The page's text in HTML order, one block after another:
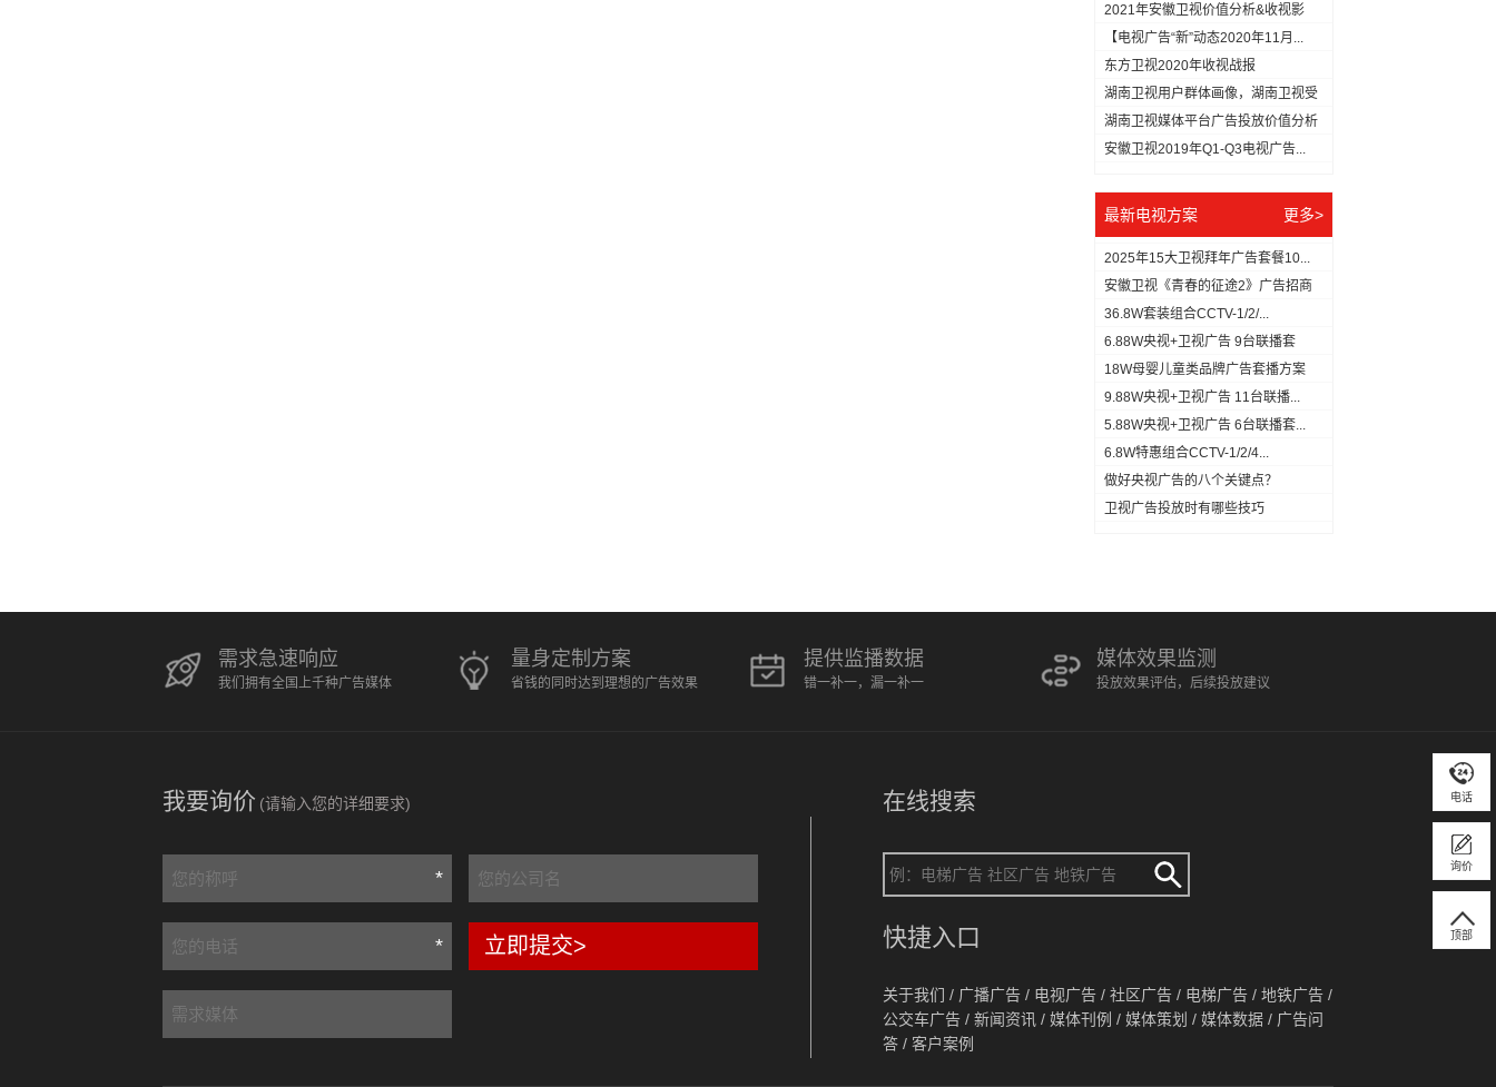
分...
2021年安徽卫视价值分析&收视影
响...
【电视广告“新”动态2020年11月...
东方卫视2020年收视战报
湖南卫视用户群体画像，湖南卫视受
众分...
湖南卫视媒体平台广告投放价值分析
（数...
安徽卫视2019年Q1-Q3电视广告...
最新电视方案 更多>
2025年15大卫视拜年广告套餐10...
安徽卫视《青春的征途2》广告招商
方案
36.8W套装组合CCTV-1/2/...
6.88W央视+卫视广告 9台联播套
18W母婴儿童类品牌广告套播方案
9.88W央视+卫视广告 11台联播...
5.88W央视+卫视广告 6台联播套...
6.8W特惠组合CCTV-1/2/4...
做好央视广告的八个关键点？
​卫视广告投放时有哪些技巧
需求急速响应
我们拥有全国上千种广告媒体
量身定制方案
省钱的同时达到理想的广告效果
提供监播数据
错一补一，漏一补一
媒体效果监测
投放效果评估，后续投放建议
我要询价 (请输入您的详细要求)
*
* 立即提交>
在线搜索
快捷入口
关于我们 / 广播广告 / 电视广告 / 社区广告 / 电梯广告 / 地铁广告 /
公交车广告 / 新闻资讯 / 媒体刊例 / 媒体策划 / 媒体数据 / 广告问
答 / 客户案例
电话
询价
顶部